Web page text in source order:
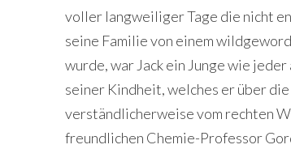
voller langweiliger Tage die nicht
seine Familie von einem
wurde, war Jack ein Junge wie
seiner Kindheit, welches er über
verständlicherweise vom rechten
freundlichen Chemie-Professor